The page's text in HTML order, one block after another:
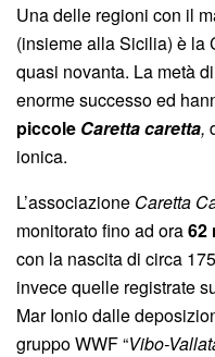
Una delle regioni con il
(insieme alla Sicilia) è la
quasi novanta. La metà
enorme successo ed
piccole Caretta caretta,
ionica.
L’associazione Caretta
monitorato fino ad ora62
con la nascita di circa
invece quelle registrate
Mar Ionio dalle
gruppo WWF “Vibo-